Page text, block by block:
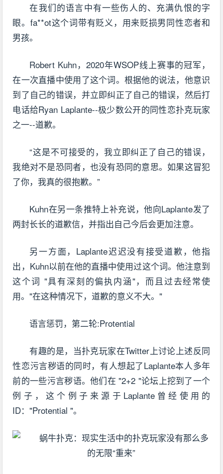
在我们的语言中有一些伤人的、充满仇恨的字
眼。fa**ot这个词带有贬义，用来贬损男同性恋者和
男孩。
Robert Kuhn，2020年WSOP线上赛事的冠军，
在一次直播中使用了这个词。根据他的说法，他意识
到了自己的错误，并立即纠正了自己的错误，然后打
电话给Ryan Laplante--极少数公开的同性恋扑克玩家
之一--道歉。
“这是不可接受的，我立即纠正了自己的错误，
我绝对不是恐同者，也没有恐同的意思。如果这冒犯
了你，我真的很抱歉。”
Kuhn在另一条推特上补充说，他向Laplante发了
两封长长的道歉信，并指出自己今后会更加注意。
另一方面，Laplante迟迟没有接受道歉，他指
出，Kuhn以前在他的直播中使用过这个词。他注意到
这个词 "具有深刻的偏执内涵"，而且过去经常使
用。"在这种情况下，道歉的意义不大。"
语言惩罚，第二轮:Protential
有趣的是，当扑克玩家在Twitter上讨论上述反同
性恋污言秽语的同时，有人想起了Laplante本人多年
前的一些污言秽语。他们在 "2+2 "论坛上挖到了一个
例子，这个例子来源于Laplante曾经使用的
ID："Protential "。